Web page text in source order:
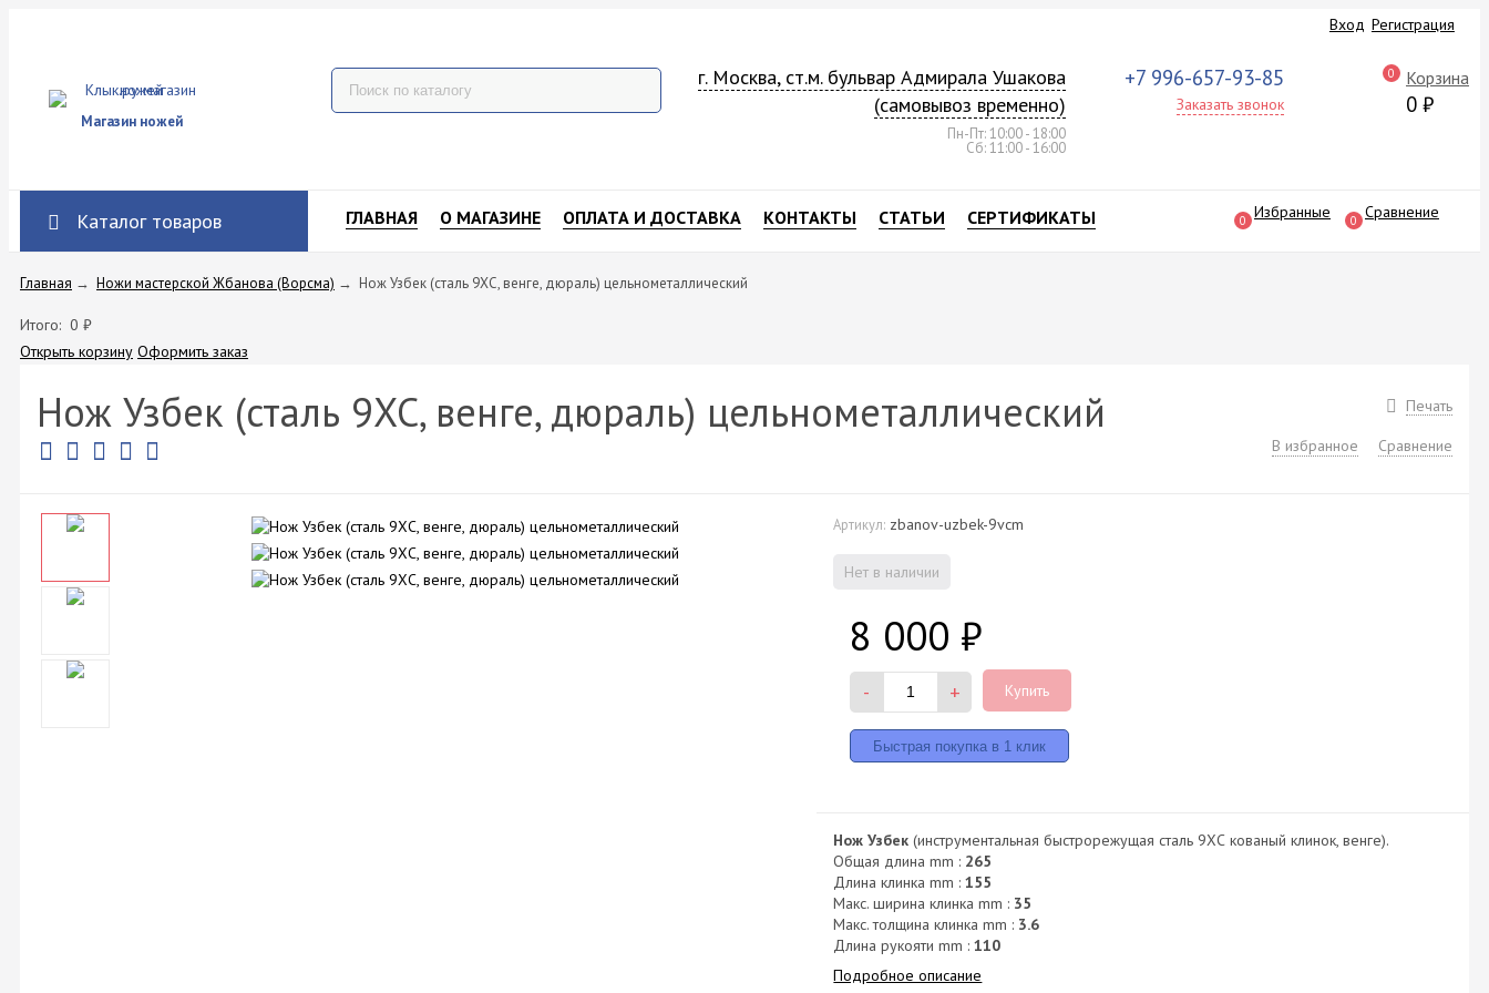
Вход Регистрация
Магазин ножей
г. Москва, ст.м. бульвар Адмирала Ушакова
(самовывоз временно)
Пн-Пт: 10:00 - 18:00
Сб: 11:00 - 16:00
+7 996-657-93-85
Заказать звонок
0 Корзина
0 ₽
Каталог товаров ГЛАВНАЯ О МАГАЗИНЕ ОПЛАТА И ДОСТАВКА КОНТАКТЫ СТАТЬИ СЕРТИФИКАТЫ 0 Избранные 0 Сравнение
Главная → Ножи мастерской Жбанова (Ворсма) → Нож Узбек (сталь 9ХС, венге, дюраль) цельнометаллический
Итого: 0 ₽
Открыть корзину Оформить заказ
Печать
Нож Узбек (сталь 9ХС, венге, дюраль) цельнометаллический
В избранное Сравнение
Артикул: zbanov-uzbek-9vcm
Нет в наличии
8 000 ₽
- + Купить
Нож Узбек (инструментальная быстрорежущая сталь 9ХС кованый клинок, венге).
Общая длина mm : 265
Длина клинка mm :155
Макс. ширина клинка mm : 35
Макс. толщина клинка mm : 3.6
Длина рукояти mm :110
Подробное описание